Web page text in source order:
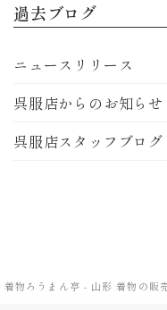
着物ろうまん亭 - 山形 着物の販
過去ブログ
ニュースリリース
呉服店からのお知らせ
呉服店スタッフブログ